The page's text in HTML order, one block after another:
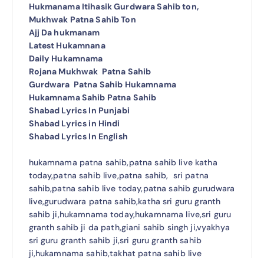
Hukmanama Itihasik Gurdwara Sahib ton,
Mukhwak Patna Sahib Ton
Ajj Da hukmanam
Latest Hukamnana
Daily Hukamnama
Rojana Mukhwak Patna Sahib
Gurdwara Patna Sahib Hukamnama
Hukamnama Sahib Patna Sahib
Shabad Lyrics In Punjabi
Shabad Lyrics in Hindi
Shabad Lyrics In English
hukamnama patna sahib,patna sahib live katha
today,patna sahib live,patna sahib, sri patna
sahib,patna sahib live today,patna sahib gurudwara
live,gurudwara patna sahib,katha sri guru granth
sahib ji,hukamnama today,hukamnama live,sri guru
granth sahib ji da path,giani sahib singh ji,vyakhya
sri guru granth sahib ji,sri guru granth sahib
ji,hukamnama sahib,takhat patna sahib live